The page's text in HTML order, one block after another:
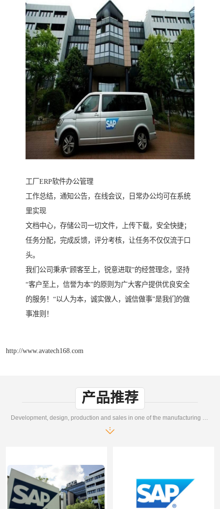
工厂ERP软件办公管理
工作总结，通知公告，在线会议，日常办公均可在系统
里实现
文档中心，存储公司一切文件，上传下载，安全快捷；
任务分配，完成反馈，评分考核，让任务不仅仅流于口
头。
我们公司秉承“顾客至上，锐意进取”的经营理念，坚持
“客户至上，信誉为本”的原则为广大客户提供优良安全
的服务！“以人为本，诚实做人，诚信做事”是我们的做
事准则！
http://www.avatech168.com
产品推荐